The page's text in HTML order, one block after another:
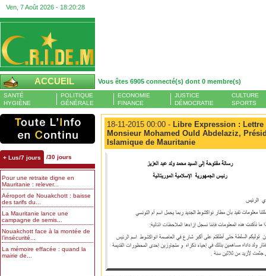
Ven, 7 Août 2026 - 18:20:29
ACCUEIL Vous êtes 6905 connecté(s) dont 0 membre(s)
SANTÉ
HYGIÈNE
POLITIQUE
GÉNÉRALE
ECONOMIE
FINANCE
JUSTICE
DÉMOCRATIE
CULTURE
SPORTS
+ Lus/7 jours /30 jours
Pour une retraite digne en
Mauritanie : relever...
Aéroport de Nouakchott : baisse
des tarifs du...
La Mauritanie lance une
campagne de semis...
Nouakchott face à la montée de
l’insécurité...
La mémoire effacée : quand la
mairie de...
18-11-2015 00:00 - Libre Expression :
Monsieur Mohamed Ould Abdelaziz,
Islamique de Mauritanie